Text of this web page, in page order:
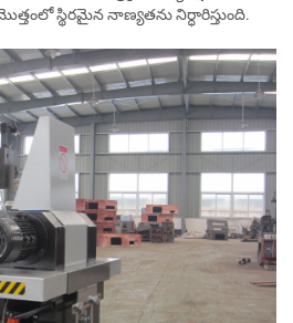
స్థిరమైన నాణ్యతను నిర్ధారిస్తుంది.